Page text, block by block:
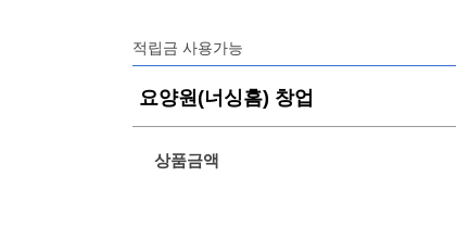
적립금 사용가능
요양원(너싱홈) 창업
상품금액